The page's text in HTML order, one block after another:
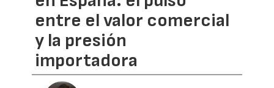
entre el valor comercial
y la presión
importadora